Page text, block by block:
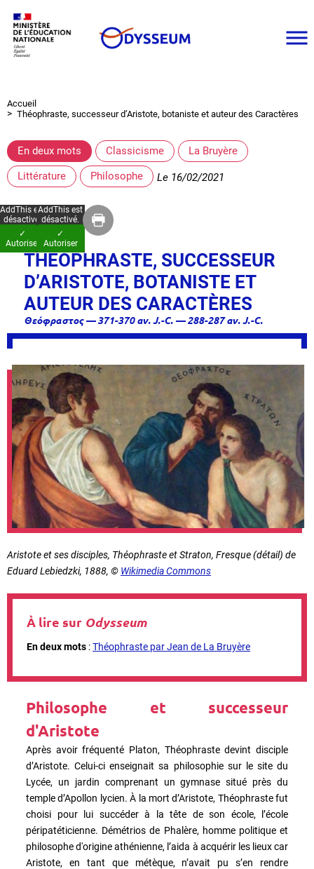
contenu
principal
Fil
Accueil
Théophraste, successeur d’Aristote, botaniste et auteur des Caractères
En deux mots Classicisme
La Bruyère
Littérature
Philosophe Le 16/02/2021
AddThis est
désactivé.
✓
Autoriser
AddThis est
désactivé.
✓
Autoriser
THÉOPHRASTE, SUCCESSEUR
D’ARISTOTE, BOTANISTE ET
AUTEUR DES CARACTÈRES
Θεόφραστος — 371-370 av. J.-C. — 288-287 av. J.-C.
Aristote et ses disciples, Théophraste et Straton, Fresque (détail) de
Eduard Lebiedzki, 1888, © Wikimedia Commons
À lire sur Odysseum
En deux mots :Théophraste par Jean de La Bruyère
Philosophe et successeur
d'Aristote
Après avoir fréquenté Platon, Théophraste devint disciple
d’Aristote. Celui-ci enseignait sa philosophie sur le site du
Lycée, un jardin comprenant un gymnase situé près du
temple d’Apollon lycien. À la mort d’Aristote, Théophraste fut
choisi pour lui succéder à la tête de son école, l’école
péripatéticienne. Démétrios de Phalère, homme politique et
philosophe d'origine athénienne, l’aida à acquérir les lieux car
Aristote, en tant que métèque, n’avait pu s’en rendre